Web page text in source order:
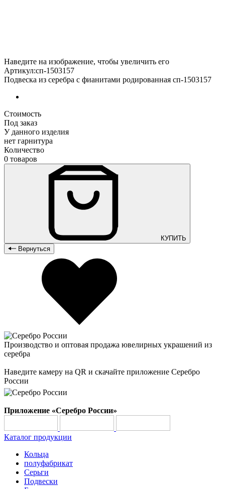
Наведите на изображение, чтобы увеличить его
Артикул:сп-1503157
Подвеска из серебра с фианитами родированная сп-1503157
Стоимость
Под заказ
У данного изделия
нет гарнитура
Количество
0 товаров
КУПИТЬ
Вернуться
Производство и оптовая продажа ювелирных украшений из
серебра
Наведите камеру на QR и скачайте приложение Серебро
России
Приложение «Серебро России»
Каталог продукции
Кольца
полуфабрикат
Серьги
Подвески